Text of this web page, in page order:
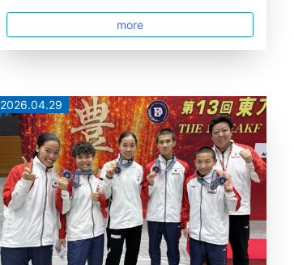
more
2026.04.29